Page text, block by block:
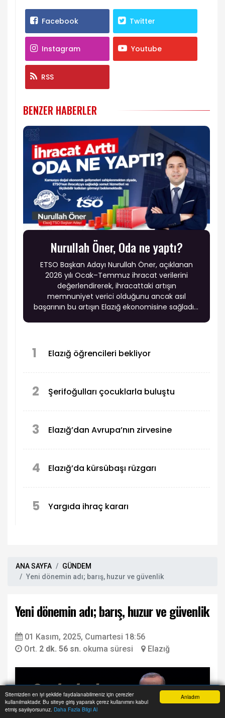
Anladım
Sitemizden en iyi şekilde faydalanabilmeniz için çerezler
kullanılmaktadır. Bu siteye giriş yaparak çerez kullanımını kabul
etmiş sayılıyorsunuz. Daha Fazla Bilgi Al
Facebook Twitter
Instagram Youtube
RSS
BENZER HABERLER
Nurullah Öner, Oda ne yaptı?
ETSO Başkan Adayı Nurullah Öner, açıklanan
2026 yılı Ocak–Temmuz ihracat verilerini
değerlendirerek, ihracattaki artışın
memnuniyet verici olduğunu ancak asıl
başarının bu artışın Elazığ ekonomisine sağladığı
1 Elazığ öğrencileri bekliyor
2 Şerifoğulları çocuklarla buluştu
3 Elazığ’dan Avrupa’nın zirvesine
4 Elazığ’da kürsübaşı rüzgarı
5 Yargıda ihraç kararı
ANA SAYFA
GÜNDEM
Yeni dönemin adı; barış, huzur ve güvenlik
Yeni dönemin adı; barış, huzur ve güvenlik
01 Kasım, 2025, Cumartesi 18:56
Ort. 2 dk. 56 sn. okuma süresi Elazığ
Anasayfa Yazarlar Haber Ara İhbar Hattı Menu